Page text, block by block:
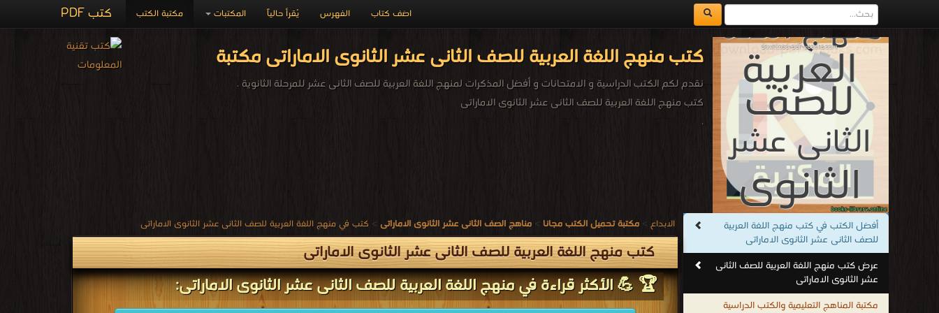
كتب PDF مكتبة الكتب المكتبات يُقرأ حالياً الفهرس اضف كتاب
كتب منهج اللغة العربية للصف الثانى عشر الثانوى الاماراتى مكتبة
نقدم لكم الكتب الدراسية و الامتحانات و أفضل المذكرات لمنهج اللغة العربية للصف الثانى عشر للمرحلة الثانوية .
كتب منهج اللغة العربية للصف الثانى عشر الثانوى الاماراتى
.
أفضل الكتب في كتب منهج اللغة العربية
للصف الثانى عشر الثانوى الاماراتى
عرض كتب منهج اللغة العربية للصف الثانى
عشر الثانوى الاماراتى
مكتبة المناهج التعليمية والكتب الدراسية
الابداع > مكتبة تحميل الكتب مجانا > مناهج الصف الثانى عشر الثانوى الاماراتى > كتب في منهج اللغة العربية للصف الثانى عشر الثانوى الاماراتى
كتب منهج اللغة العربية للصف الثانى عشر الثانوى الاماراتى
🏆 💪 الأكثر قراءة في منهج اللغة العربية للصف الثانى عشر الثانوى الاماراتى: